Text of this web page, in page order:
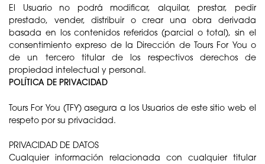
El Usuario no podrá modificar, alquilar, prestar, pedir
prestado, vender, distribuir o crear una obra derivada
basada en los contenidos referidos (parcial o total), sin el
consentimiento expreso de la Dirección de Tours For You o
de un tercero titular de los respectivos derechos de
propiedad intelectual y personal.
POLÍTICA DE PRIVACIDAD
Tours For You (TFY) asegura a los Usuarios de este sitio web el
respeto por su privacidad.
PRIVACIDAD DE DATOS
Cualquier información relacionada con cualquier titular